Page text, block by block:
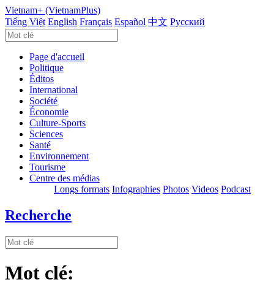
Vietnam+ (VietnamPlus)
Tiếng Việt English Français Español 中文 Русский
Page d'accueil
Politique
Éditos
International
Société
Économie
Culture-Sports
Sciences
Santé
Environnement
Tourisme
Centre des médias
Longs formats Infographies Photos Videos Podcast
Recherche
Mot clé: